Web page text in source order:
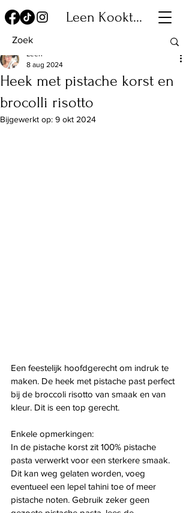
Leen Kookt...
Heek met pistache korst en
brocolli risotto
Leen
8 aug 2024
Bijgewerkt op: 9 okt 2024
Een feestelijk hoofdgerecht om indruk te
maken. De heek met pistache past perfect
bij de broccoli risotto van smaak en van
kleur. Dit is een top gerecht.
Enkele opmerkingen:
In de pistache korst zit 100% pistache
pasta verwerkt voor een sterkere smaak.
Dit kan weg gelaten worden, voeg
eventueel een lepel tahini toe of meer
pistache noten. Gebruik zeker geen